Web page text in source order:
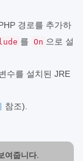
경로를 추가하
를 On 으로 설
수를 설치된 JRE
참조).
여줍니다.